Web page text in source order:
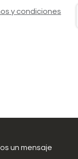
y condiciones
un mensaje